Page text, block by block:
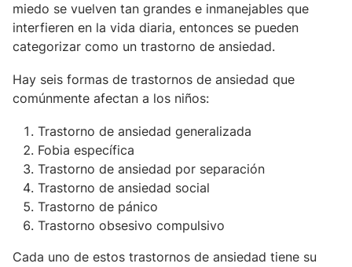
miedo se vuelven tan grandes e inmanejables que
interfieren en la vida diaria, entonces se pueden
categorizar como un trastorno de ansiedad.
Hay seis formas de trastornos de ansiedad que
comúnmente afectan a los niños:
Trastorno de ansiedad generalizada
Fobia específica
Trastorno de ansiedad por separación
Trastorno de ansiedad social
Trastorno de pánico
Trastorno obsesivo compulsivo
Cada uno de estos trastornos de ansiedad tiene su